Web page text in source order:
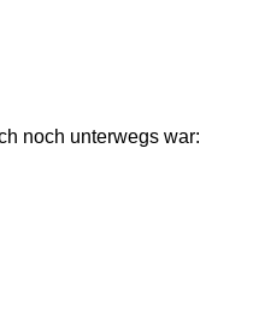
noch unterwegs war: